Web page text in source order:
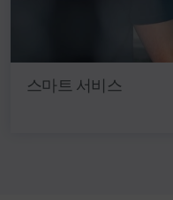
스마트 서비스